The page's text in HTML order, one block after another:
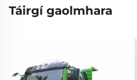
Táirgí gaolmhara